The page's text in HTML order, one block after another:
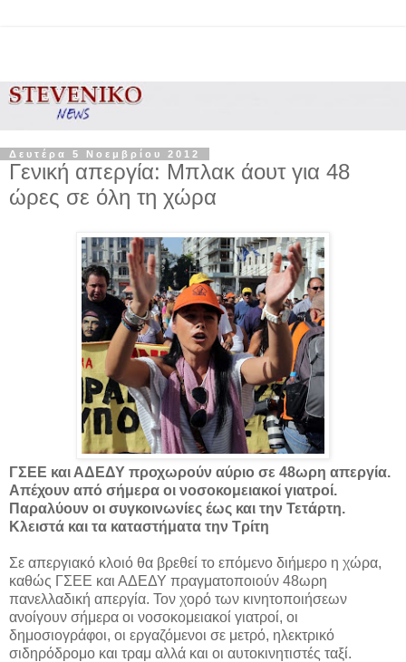
Δευτέρα 5 Νοεμβρίου 2012
Γενική απεργία: Μπλακ άουτ για 48
ώρες σε όλη τη χώρα
ΓΣΕΕ και ΑΔΕΔΥ προχωρούν αύριο σε 48ωρη απεργία.
Απέχουν από σήμερα οι νοσοκομειακοί γιατροί.
Παραλύουν οι συγκοινωνίες έως και την Τετάρτη.
Κλειστά και τα καταστήματα την Τρίτη
Σε απεργιακό κλοιό θα βρεθεί το επόμενο διήμερο η χώρα,
καθώς ΓΣΕΕ και ΑΔΕΔΥ πραγματοποιούν 48ωρη
πανελλαδική απεργία. Τον χορό των κινητοποιήσεων
ανοίγουν σήμερα οι νοσοκομειακοί γιατροί, οι
δημοσιογράφοι, οι εργαζόμενοι σε μετρό, ηλεκτρικό
σιδηρόδρομο και τραμ αλλά και οι αυτοκινητιστές ταξί.